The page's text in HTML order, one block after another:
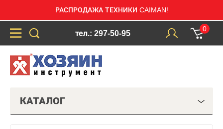
РАСПРОДАЖА ТЕХНИКИ CAIMAN!
тел.: 297-50-95
0
КАТАЛОГ